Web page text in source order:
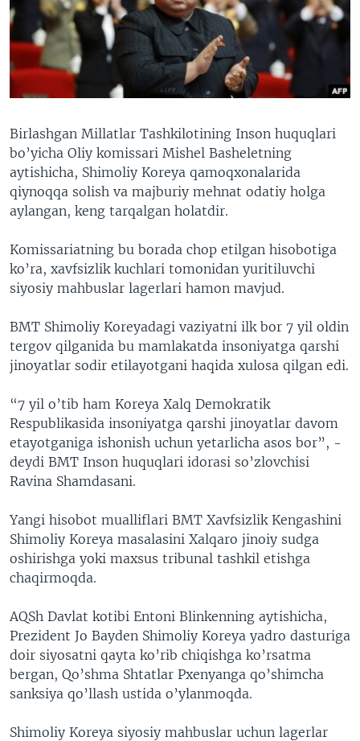
VIDEO
XABARLAR SURATLARDA
ODNOKLASSNIKI
TELEGRAM
TWITTER
SOUNDCLOUD
VOA
Birlashgan Millatlar Tashkilotining Inson huquqlari
bo’yicha Oliy komissari Mishel Basheletning
aytishicha, Shimoliy Koreya qamoqxonalarida
qiynoqqa solish va majburiy mehnat odatiy holga
aylangan, keng tarqalgan holatdir.
Komissariatning bu borada chop etilgan hisobotiga
ko’ra, xavfsizlik kuchlari tomonidan yuritiluvchi
siyosiy mahbuslar lagerlari hamon mavjud.
BMT Shimoliy Koreyadagi vaziyatni ilk bor 7 yil oldin
tergov qilganida bu mamlakatda insoniyatga qarshi
jinoyatlar sodir etilayotgani haqida xulosa qilgan edi.
“7 yil o’tib ham Koreya Xalq Demokratik
Respublikasida insoniyatga qarshi jinoyatlar davom
etayotganiga ishonish uchun yetarlicha asos bor”, -
deydi BMT Inson huquqlari idorasi so’zlovchisi
Ravina Shamdasani.
Yangi hisobot mualliflari BMT Xavfsizlik Kengashini
Shimoliy Koreya masalasini Xalqaro jinoiy sudga
oshirishga yoki maxsus tribunal tashkil etishga
chaqirmoqda.
AQSh Davlat kotibi Entoni Blinkenning aytishicha,
Prezident Jo Bayden Shimoliy Koreya yadro dasturiga
doir siyosatni qayta ko’rib chiqishga ko’rsatma
bergan, Qo’shma Shtatlar Pxenyanga qo’shimcha
sanksiya qo’llash ustida o’ylanmoqda.
Shimoliy Koreya siyosiy mahbuslar uchun lagerlar